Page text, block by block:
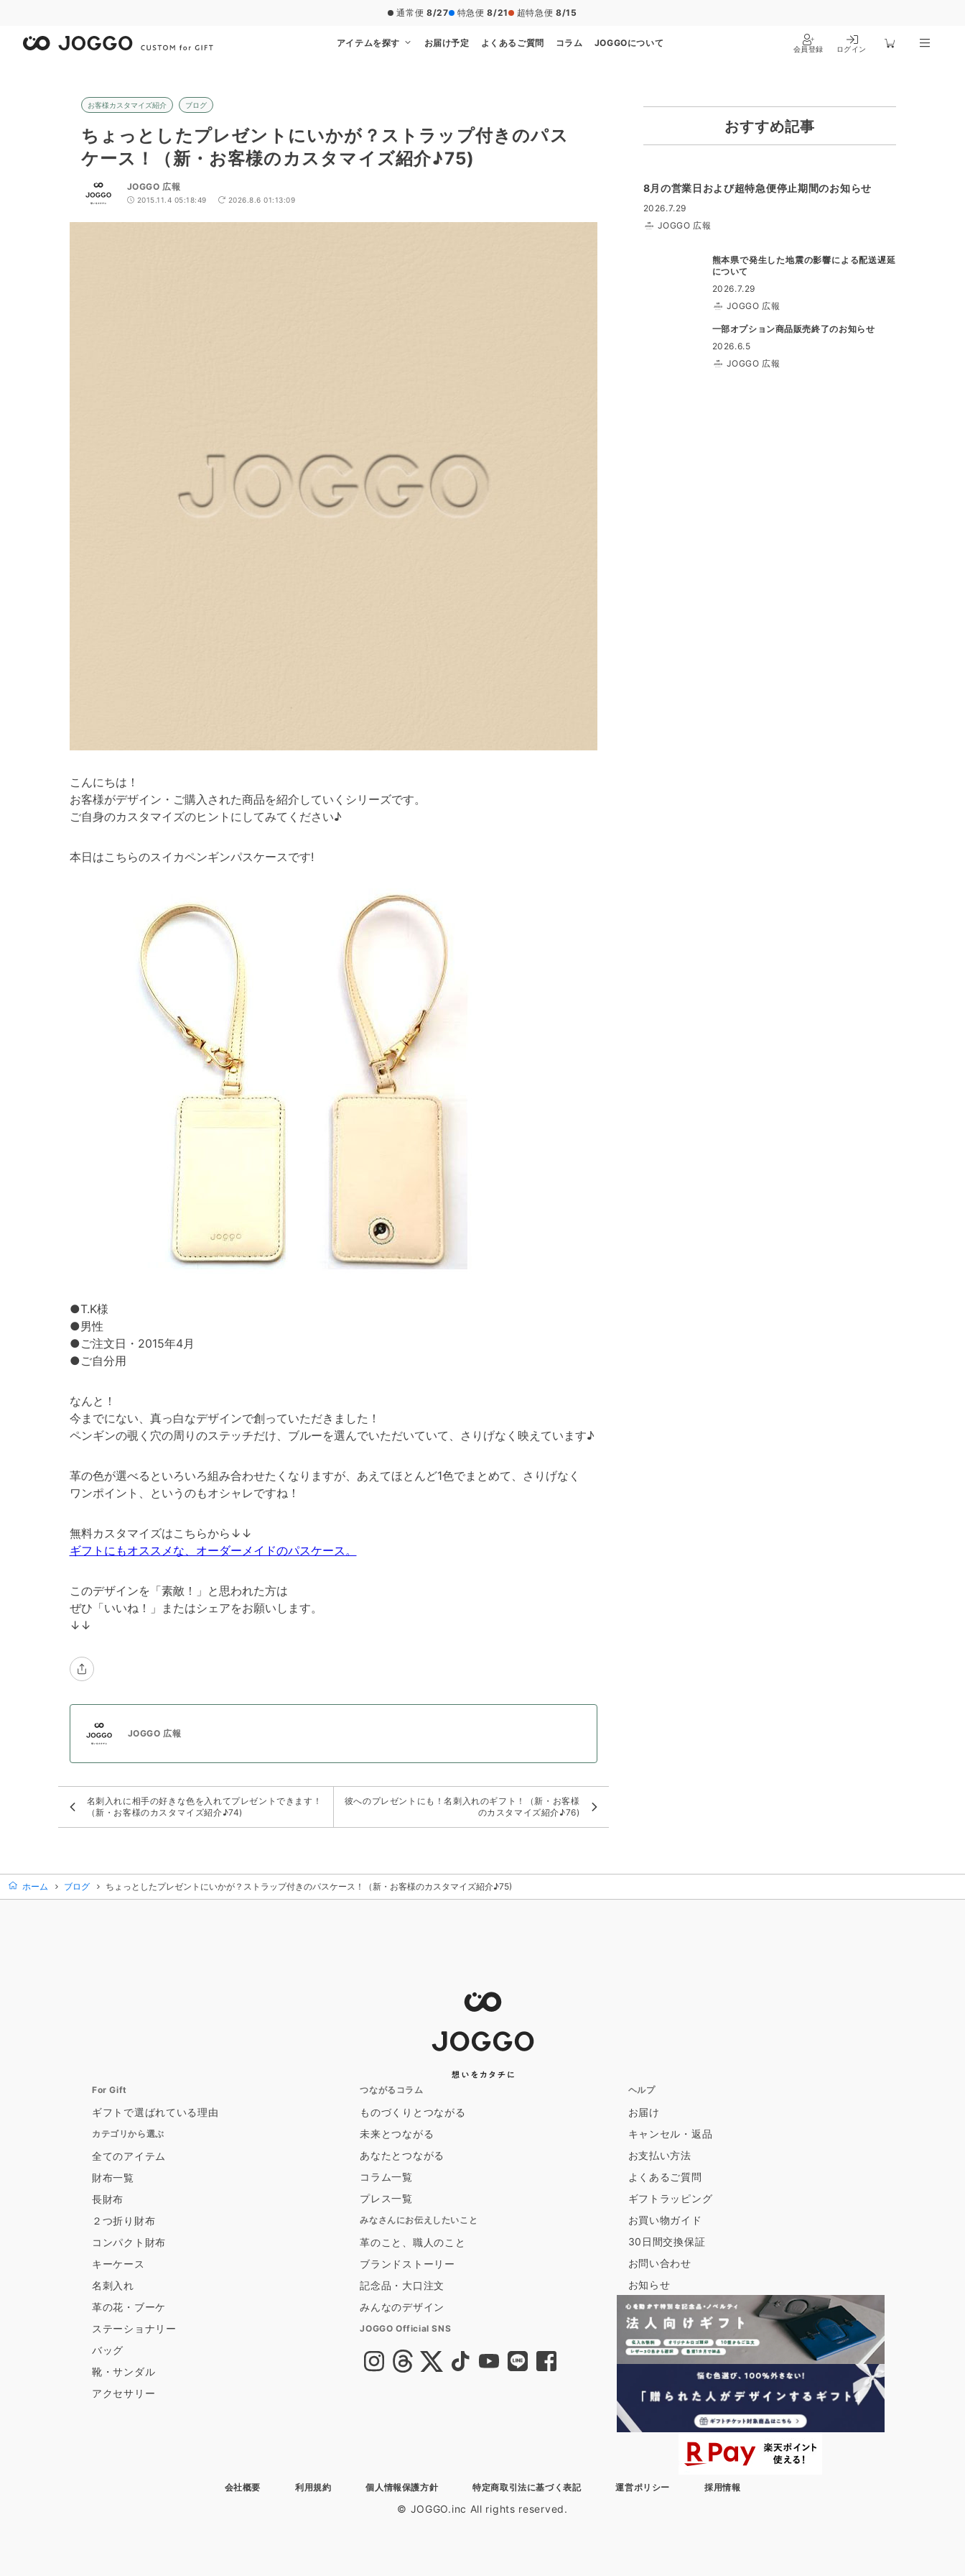
通常便 8/27 特急便 8/21 超特急便 8/15
アイテムを探す お届け予定 よくあるご質問 コラム JOGGOについて
会員登録 ログイン
お客様カスタマイズ紹介 ブログ
ちょっとしたプレゼントにいかが？ストラップ付きのパス
ケース！（新・お客様のカスタマイズ紹介♪75)
JOGGO 広報
2015.11.4 05:18:49 2026.8.6 01:13:09
こんにちは！
お客様がデザイン・ご購入された商品を紹介していくシリーズです。
ご自身のカスタマイズのヒントにしてみてください♪
本日はこちらのスイカペンギンパスケースです!
●T.K様
●男性
●ご注文日・2015年4月
●ご自分用
なんと！
今までにない、真っ白なデザインで創っていただきました！
ペンギンの覗く穴の周りのステッチだけ、ブルーを選んでいただいていて、さりげなく映えています♪
革の色が選べるといろいろ組み合わせたくなりますが、あえてほとんど1色でまとめて、さりげなく
ワンポイント、というのもオシャレですね！
無料カスタマイズはこちらから↓↓
ギフトにもオススメな、オーダーメイドのパスケース。
このデザインを「素敵！」と思われた方は
ぜひ「いいね！」またはシェアをお願いします。
↓↓
JOGGO 広報
名刺入れに相手の好きな色を入れてプレゼントできます！
（新・お客様のカスタマイズ紹介♪74)
彼へのプレゼントにも！名刺入れのギフト！（新・お客様
のカスタマイズ紹介♪76)
おすすめ記事
8月の営業日および超特急便停止期間のお知らせ
2026.7.29
JOGGO 広報
熊本県で発生した地震の影響による配送遅延
について
2026.7.29
JOGGO 広報
一部オプション商品販売終了のお知らせ
2026.6.5
JOGGO 広報
ホーム ブログ ちょっとしたプレゼントにいかが？ストラップ付きのパスケース！（新・お客様のカスタマイズ紹介♪75)
For Gift
ギフトで選ばれている理由
カテゴリから選ぶ
全てのアイテム
財布一覧
長財布
２つ折り財布
コンパクト財布
キーケース
名刺入れ
革の花・ブーケ
ステーショナリー
バッグ
靴・サンダル
アクセサリー
つながるコラム
ものづくりとつながる
未来とつながる
あなたとつながる
コラム一覧
プレス一覧
みなさんにお伝えしたいこと
革のこと、職人のこと
ブランドストーリー
記念品・大口注文
みんなのデザイン
JOGGO Official SNS
ヘルプ
お届け
キャンセル・返品
お支払い方法
よくあるご質問
ギフトラッピング
お買い物ガイド
30日間交換保証
お問い合わせ
お知らせ
会社概要 利用規約 個人情報保護方針 特定商取引法に基づく表記 運営ポリシー 採用情報
© JOGGO.inc All rights reserved.